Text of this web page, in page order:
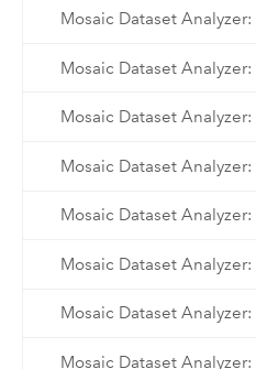
Mosaic Dataset
Mosaic Dataset
Mosaic Dataset
Mosaic Dataset
Mosaic Dataset
Mosaic Dataset
Mosaic Dataset
Mosaic Dataset